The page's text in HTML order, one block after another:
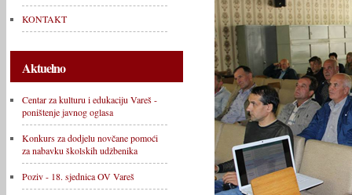
KONTAKT
Aktuelno
Centar za kulturu i edukaciju Vareš -
poništenje javnog oglasa
Konkurs za dodjelu novčane pomoći
za nabavku školskih udžbenika
Poziv - 18. sjednica OV Vareš